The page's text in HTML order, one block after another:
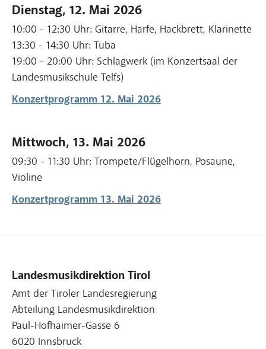
Dienstag, 12. Mai 2026
10:00 - 12:30 Uhr: Gitarre, Harfe, Hackbrett, Klarinette
13:30 - 14:30 Uhr: Tuba
19:00 - 20:00 Uhr: Schlagwerk (im Konzertsaal der
Landesmusikschule Telfs)
Konzertprogramm 12. Mai 2026
Mittwoch, 13. Mai 2026
09:30 - 11:30 Uhr: Trompete/Flügelhorn, Posaune,
Violine
Konzertprogramm 13. Mai 2026
Landesmusikdirektion Tirol
Amt der Tiroler Landesregierung
Abteilung Landesmusikdirektion
Paul-Hofhaimer-Gasse 6
6020 Innsbruck